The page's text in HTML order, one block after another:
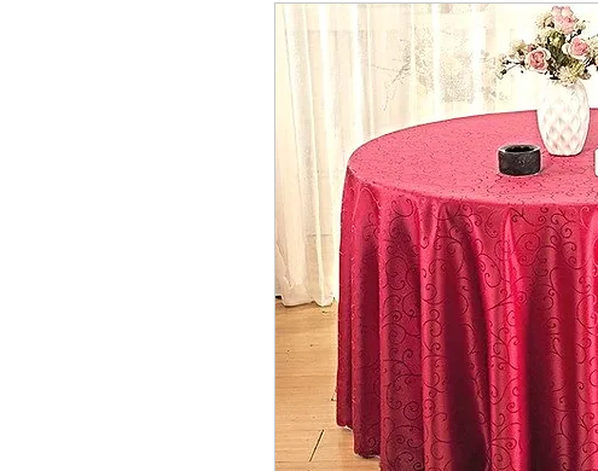
Location de mobilier, locations évènementielle Lausanne Berne Fribourg Zürich,
décorations Lausanne Berne Fribourg Zürich, Location de mobilier en Suisse, Location de
mobilier Nyon, Location de mobilier à Genève, Location de mobilier à Bern, Location de
mobilier à Vevey, Location de mobilier à Yverdon, Location de mobilier au Grison, Location
Intérieures, Location de mobilier Appenzell Rhodes-Extérieures, Location de mobilier Bâle-
Location de mobilier Obwald, Location de mobilier Saint-Gall, Location de mobilier
mobilier Schwytz, Location de mobilier Thurgovie, Location de mobilier Frauenfeld,
Location de mobilier, Table Ronde, Table rectangulaire, Table Haute, Table Mange débout,
Mobilier baroque, Mobilier Vintage, Tapis rouge, exposition, conférence, évènement,
Tabouret de bar, Chandelier, Vase, Luminaire, Photophore, coussin, couteau de table,
rental in Lausanne Bern Friborg Zürich, chair rental in Lausanne Bern Friborg Zürich,
furniture in Montreux, Rental of furniture in Zurich, Rental of furniture in Valais, Rental of
Rental of furniture in Davos, Rental of furniture Gstaad, Rental of furniture in Verbier,
Furniture rental Lausanne, Furniture rental Aargau, Furniture rental Appenzell Innerrhoden,
furniture in Neuchâtel, Rental of furniture in Nidwalden, Rental of furniture in Obwalden,